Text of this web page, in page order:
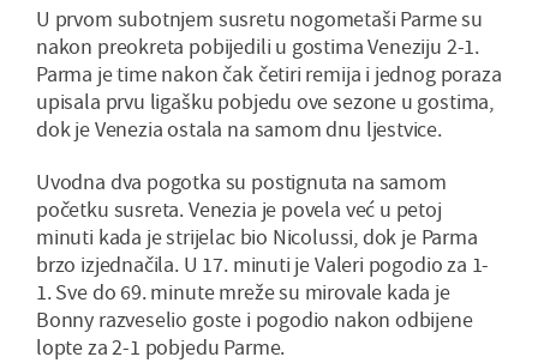
U prvom subotnjem susretu nogometaši Parme su
nakon preokreta pobijedili u gostima Veneziju 2-1.
Parma je time nakon čak četiri remija i jednog poraza
upisala prvu ligašku pobjedu ove sezone u gostima,
dok je Venezia ostala na samom dnu ljestvice.
Uvodna dva pogotka su postignuta na samom
početku susreta. Venezia je povela već u petoj
minuti kada je strijelac bio Nicolussi, dok je Parma
brzo izjednačila. U 17. minuti je Valeri pogodio za 1-
1. Sve do 69. minute mreže su mirovale kada je
Bonny razveselio goste i pogodio nakon odbijene
lopte za 2-1 pobjedu Parme.